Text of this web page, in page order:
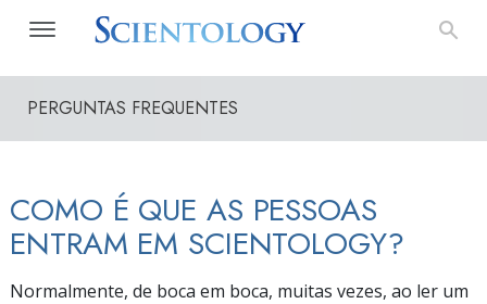
PERGUNTAS FREQUENTES
COMO É QUE AS PESSOAS
ENTRAM EM SCIENTOLOGY?
Normalmente, de boca em boca, muitas vezes, ao ler um